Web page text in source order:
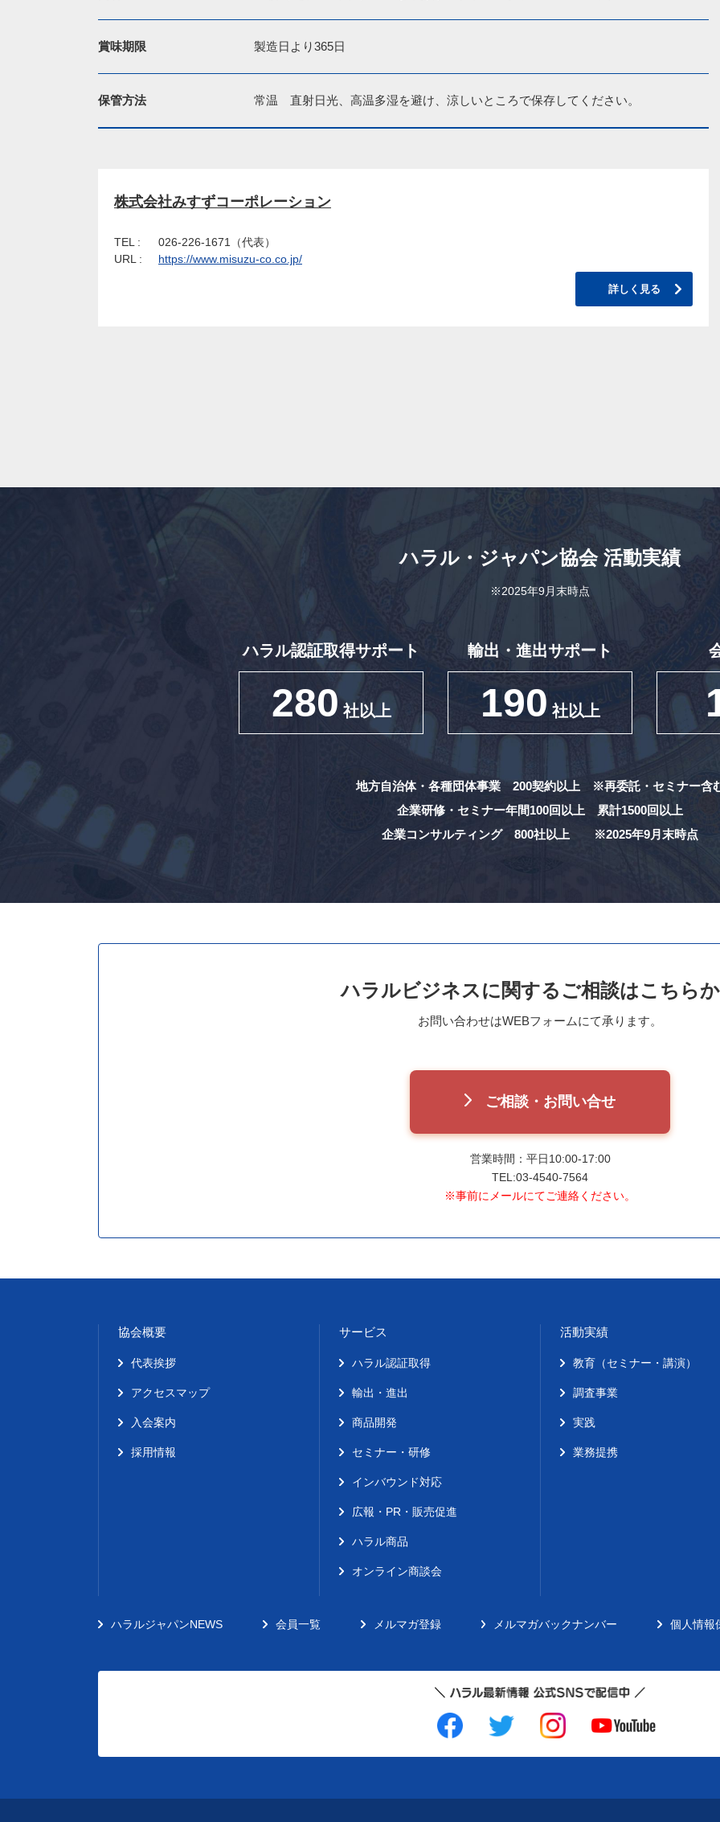
賞味期限 製造日より365日
保管方法 常温　直射日光、高温多湿を避け、涼しいところで保存してください。
株式会社みすずコーポレーション
TEL :
026-226-1671（代表）
URL :
https://www.misuzu-co.co.jp/
詳しく見る
ハラル・ジャパン協会 活動実績
※2025年9月末時点
ハラル認証取得サポート
280 社以上
輸出・進出サポート
190 社以上
地方自治体・各種団体事業 200契約以上
※再委託・セミナー含
企業研修・セミナー年間100回以上
累計1500回以上
企業コンサルティング 800社以上
※2025年9月末時点
ハラルビジネスに関するご相談はこちら
お問い合わせはWEBフォームにて承ります。
ご相談・お問い合せ
営業時間：平日10:00-17:00
TEL:03-4540-7564
※事前にメールにてご連絡ください。
協会概要
代表挨拶
アクセスマップ
入会案内
採用情報
サービス
ハラル認証取得
輸出・進出
商品開発
セミナー・研修
インバウンド対応
広報・PR・販売促進
ハラル商品
オンライン商談会
活動実績
教育（セミナー・講演）
調査事業
実践
業務提携
ハラルジャパンNEWS 会員一覧 メルマガ登録 メルマガバックナンバー 個人情報